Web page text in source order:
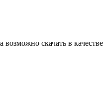
скачать в качестве